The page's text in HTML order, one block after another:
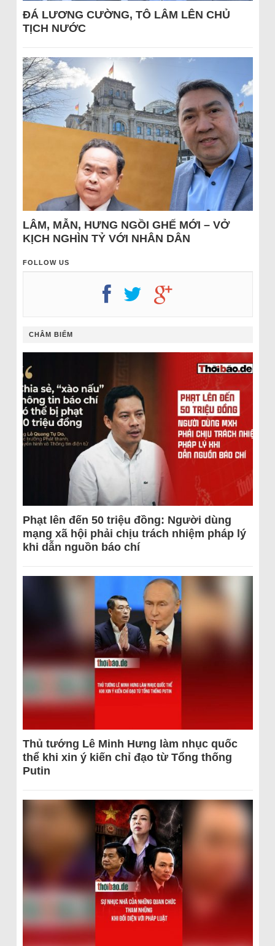
ĐÁ LƯƠNG CƯỜNG, TÔ LÂM LÊN CHỦ
TỊCH NƯỚC
LÂM, MẪN, HƯNG NGỒI GHẾ MỚI – VỞ
KỊCH NGHÌN TỶ VỚI NHÂN DÂN
FOLLOW US
CHÂM BIẾM
Phạt lên đến 50 triệu đồng: Người dùng
mạng xã hội phải chịu trách nhiệm pháp lý
khi dẫn nguồn báo chí
Thủ tướng Lê Minh Hưng làm nhục quốc
thể khi xin ý kiến chỉ đạo từ Tổng thống
Putin